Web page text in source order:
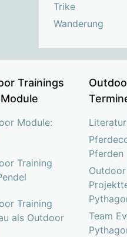
Trike
Wanderung
Trainings
Module:
Training
Training
als Outdoor
Pferden
Team